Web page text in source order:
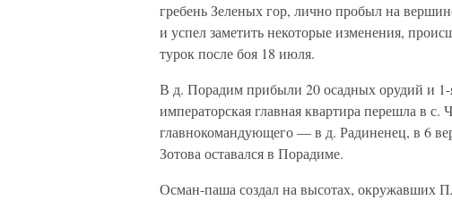
гребень Зеленых гор, лично пробыл на
и успел заметить некоторые изменения,
турок после боя 18 июля.
В д. Порадим прибыли 20 осадных орудий и 1-
императорская главная квартира перешла в с.
главнокомандующего — в д. Радиненец, в 6
Зотова оставался в Порадиме.
Осман-паша создал на высотах, окружавших